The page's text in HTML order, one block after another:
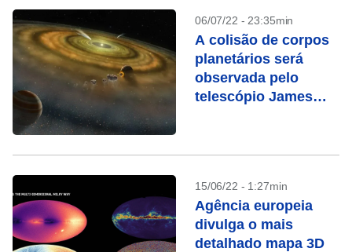
06/07/22 - 23:35min
A colisão de corpos
planetários será
observada pelo
telescópio James
15/06/22 - 1:27min
Agência europeia
divulga o mais
detalhado mapa 3D